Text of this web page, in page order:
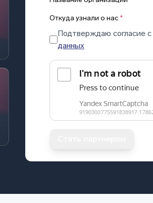
Откуда узнали о нас *
Подтверждаю согласие с
данных